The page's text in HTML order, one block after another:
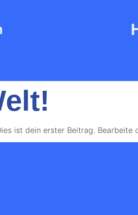
ist dein erster Beitrag. Bearbeite